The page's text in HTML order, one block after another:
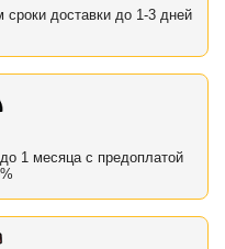
доставки до 1-3 дней
1 месяца с предоплатой